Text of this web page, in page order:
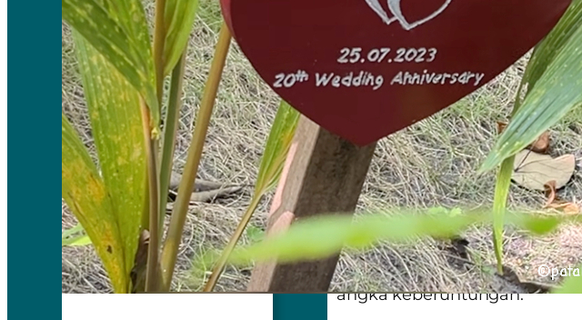
pemeriksaan keuangan,
banyak dari sebelumnya.
Colgate University
keberuntungan. Didirikan
13 dollar, 13 doa dan 13
Drive 13, Hamilton, New York.
Colgate 13.
Siapa tak kenal Taylor Swift,
dari Amerika? Dia lahir tgl 13
meraih emas hanya dalam
punya tattoo angka 13 di
angka keberuntungan.